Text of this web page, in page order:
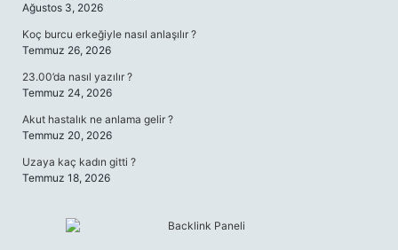
Ağustos 3, 2026
Koç burcu erkeğiyle nasıl anlaşılır ?
Temmuz 26, 2026
23.00’da nasıl yazılır ?
Temmuz 24, 2026
Akut hastalık ne anlama gelir ?
Temmuz 20, 2026
Uzaya kaç kadın gitti ?
Temmuz 18, 2026